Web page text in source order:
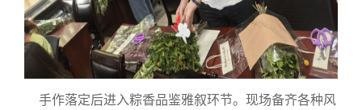
手作落定后进入粽香品鉴雅叙环节。现场备齐各种风